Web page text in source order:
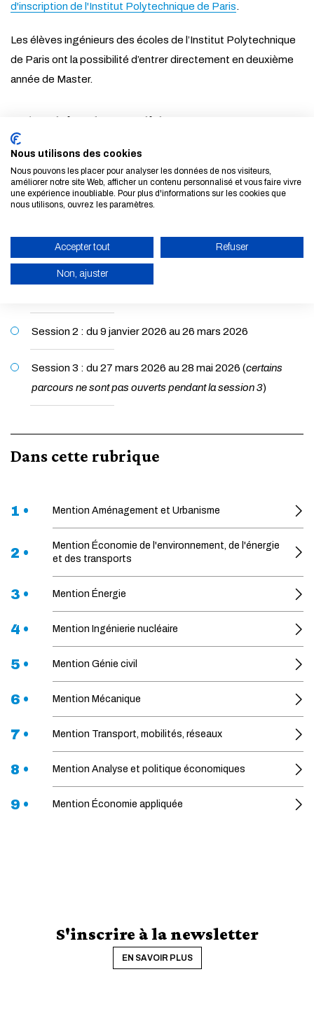
ANNULER
d'inscription de l'Institut Polytechnique de Paris.
Les élèves ingénieurs des écoles de l’Institut Polytechnique
de Paris ont la possibilité d’entrer directement en deuxième
année de Master.
Calendrier des candidatures
Candidatures sur la plateforme
A partir de février 2026
Candidatures sur laplateforme d'inscription de l'Institut
Polytechnique de Paris :
Session 2 : du 9 janvier 2026 au 26 mars 2026
Session 3 : du 27 mars 2026 au 28 mai 2026 (certains
parcours ne sont pas ouverts pendant la session 3)
Dans cette rubrique
1 • Mention Aménagement et Urbanisme
2 •
Mention Économie de l'environnement, de l'énergie
et des transports
3 • Mention Énergie
4 • Mention Ingénierie nucléaire
5 • Mention Génie civil
6 • Mention Mécanique
7 • Mention Transport, mobilités, réseaux
8 • Mention Analyse et politique économiques
9 • Mention Économie appliquée
S'inscrire à la newsletter
EN SAVOIR PLUS
Nous utilisons des cookies
Nous pouvons les placer pour analyser les données de nos visiteurs,
améliorer notre site Web, afficher un contenu personnalisé et vous faire vivre
une expérience inoubliable. Pour plus d'informations sur les cookies que
nous utilisons, ouvrez les paramètres.
Accepter tout Refuser
Non, ajuster